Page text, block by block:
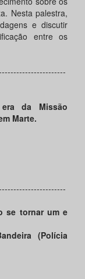
Nesta palestra,
e discutir
entre os
da Missão
Marte.
se tornar um e
(Polícia